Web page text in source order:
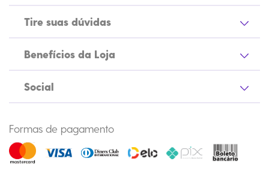
Tire suas dúvidas
Benefícios da Loja
Social
Formas de pagamento